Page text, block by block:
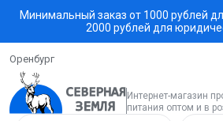
Минимальный заказ от 1000 рублей
2000 рублей для
Оренбург
Интернет-магазин
питания оптом и в